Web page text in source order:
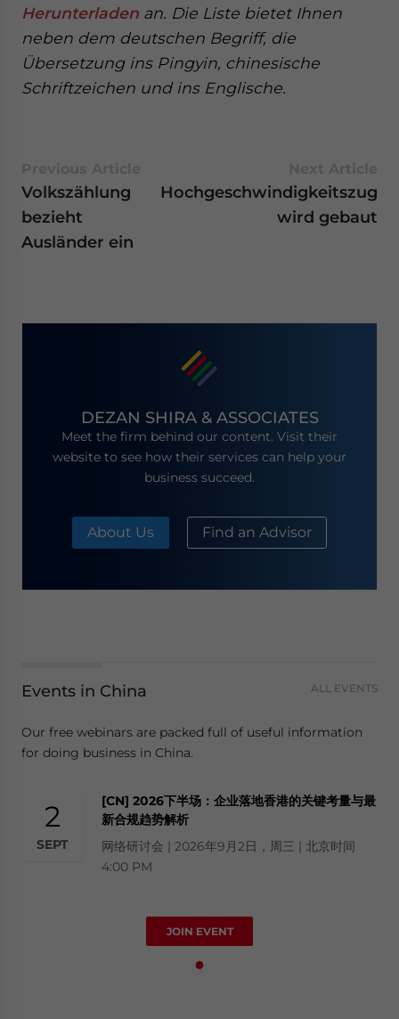
Herunterladen an. Die Liste bietet Ihnen
neben dem deutschen Begriff, die
Übersetzung ins Pingyin, chinesische
Schriftzeichen und ins Englische.
Volkszählung
bezieht
Ausländer ein
Hochgeschwindigkeitszug
wird gebaut
DEZAN SHIRA & ASSOCIATES
Meet the firm behind our content. Visit their
website to see how their services can help your
business succeed.
About Us Find an Advisor
Events in China ALL EVENTS
Our free webinars are packed full of useful information
for doing business in China.
2
SEPT
[CN] 2026下半场：企业落地香港的关键考量与最
新合规趋势解析
网络研讨会 | 2026年9月2日，周三 | 北京时间
4:00 PM
JOIN EVENT